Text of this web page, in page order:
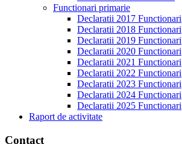
Functionari primarie
Declaratii 2017 Functionari
Declaratii 2018 Functionari
Declaratii 2019 Functionari
Declaratii 2020 Functionari
Declaratii 2021 Functionari
Declaratii 2022 Functionari
Declaratii 2023 Functionari
Declaratii 2024 Functionari
Declaratii 2025 Functionari
Raport de activitate
Contact